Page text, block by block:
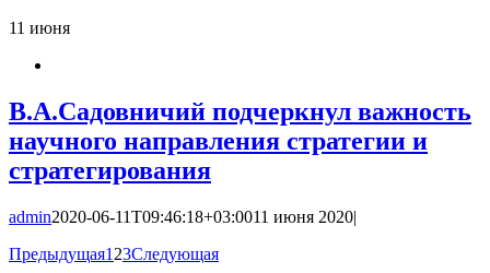
11 июня
В.А.Садовничий подчеркнул важность
научного направления стратегии и
стратегирования
admin2020-06-11T09:46:18+03:0011 июня 2020|
Предыдущая1 23Следующая